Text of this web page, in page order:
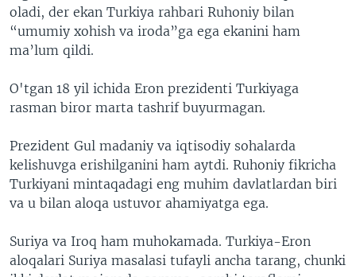
oladi, der ekan Turkiya rahbari Ruhoniy bilan
“umumiy xohish va iroda”ga ega ekanini ham
ma’lum qildi.
O'tgan 18 yil ichida Eron prezidenti Turkiyaga
rasman biror marta tashrif buyurmagan.
Prezident Gul madaniy va iqtisodiy sohalarda
kelishuvga erishilganini ham aytdi. Ruhoniy fikricha
Turkiyani mintaqadagi eng muhim davlatlardan biri
va u bilan aloqa ustuvor ahamiyatga ega.
Suriya va Iroq ham muhokamada. Turkiya-Eron
aloqalari Suriya masalasi tufayli ancha tarang, chunki